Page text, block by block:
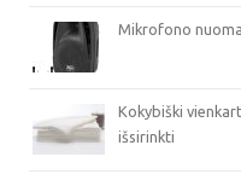
Mikrofono
Kokybiški
išsirinkti